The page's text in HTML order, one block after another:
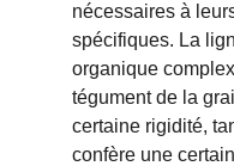
nécessaires à
spécifiques. La
organique
tégument de la
certaine rigidité,
confère une